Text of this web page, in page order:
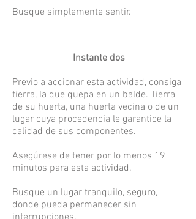
Busque simplemente sentir.
Instante dos
Previo a accionar esta actividad, consiga
tierra, la que quepa en un balde. Tierra
de su huerta, una huerta vecina o de un
lugar cuya procedencia le garantice la
calidad de sus componentes.
Asegúrese de tener por lo menos 19
minutos para esta actividad.
Busque un lugar tranquilo, seguro,
donde pueda permanecer sin